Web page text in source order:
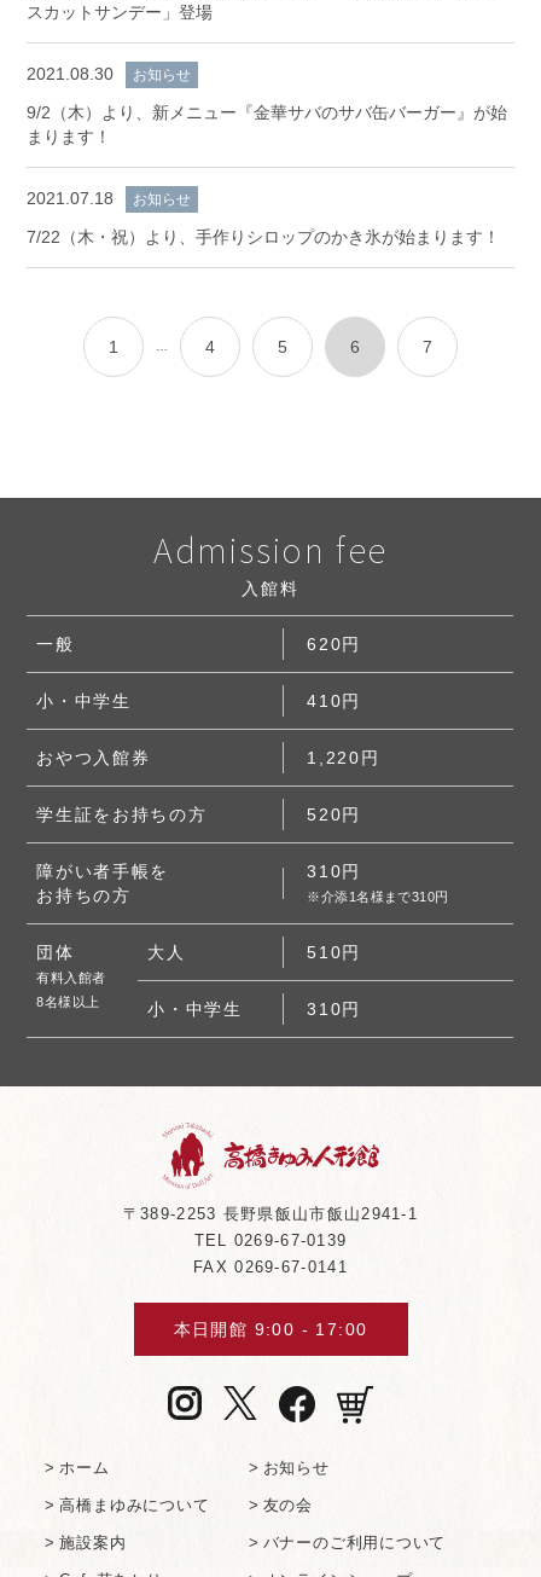
スカットサンデー」登場
2021.08.30 お知らせ
9/2（木）より、新メニュー『金華サバのサバ缶バーガー』が始
まります！
2021.07.18 お知らせ
7/22（木・祝）より、手作りシロップのかき氷が始まります！
1 4 5 6 7
Admission fee
⼊館料
一般 620円
⼩・中学⽣ 410円
おやつ⼊館券 1,220円
学⽣証をお持ちの⽅ 520円
障がい者⼿帳を
お持ちの⽅
310円
※介添1名様まで310円
団体
有料入館者
8名様以上
大人 510円
⼩・中学⽣ 310円
〒389-2253 ⻑野県飯⼭市飯⼭2941-1
TEL 0269-67-0139
FAX 0269-67-0141
本⽇開館 9:00 - 17:00
ホーム
⾼橋まゆみについて
施設案内
お知らせ
友の会
バナーのご利⽤について